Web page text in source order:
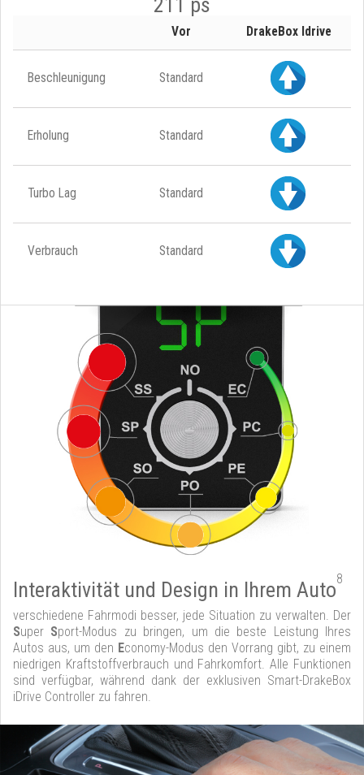
Vor DrakeBox Idrive
Beschleunigung Standard
Erholung Standard
Turbo Lag Standard
Verbrauch Standard
Interaktivität und Design in Ihrem Auto8
verschiedene Fahrmodi besser, jede Situation zu verwalten. Der
Super Sport-Modus zu bringen, um die beste Leistung Ihres
Autos aus, um den Economy-Modus den Vorrang gibt, zu einem
niedrigen Kraftstoffverbrauch und Fahrkomfort. Alle Funktionen
sind verfügbar, während dank der exklusiven Smart-DrakeBox
iDrive Controller zu fahren.